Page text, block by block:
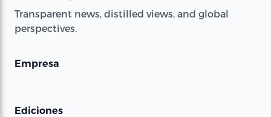
Transparent news, distilled views, and global
perspectives.
Empresa
Ediciones